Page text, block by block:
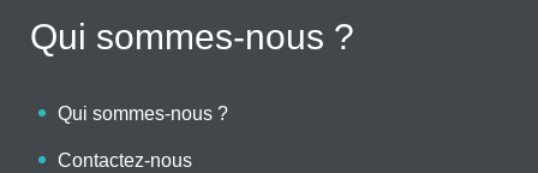
Qui sommes-nous ?
Qui sommes-nous ?
Contactez-nous